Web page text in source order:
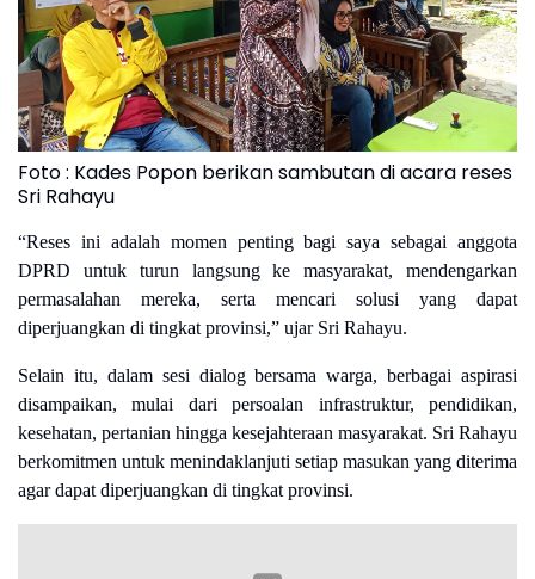
Foto : Kades Popon berikan sambutan di acara reses
Sri Rahayu
“Reses ini adalah momen penting bagi saya sebagai anggota
DPRD untuk turun langsung ke masyarakat, mendengarkan
permasalahan mereka, serta mencari solusi yang dapat
diperjuangkan di tingkat provinsi,” ujar Sri Rahayu.
Selain itu, dalam sesi dialog bersama warga, berbagai aspirasi
disampaikan, mulai dari persoalan infrastruktur, pendidikan,
kesehatan, pertanian hingga kesejahteraan masyarakat. Sri Rahayu
berkomitmen untuk menindaklanjuti setiap masukan yang diterima
agar dapat diperjuangkan di tingkat provinsi.